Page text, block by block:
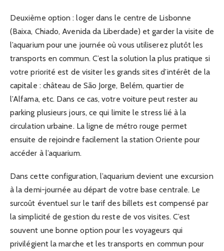
Deuxième option : loger dans le centre de Lisbonne
(Baixa, Chiado, Avenida da Liberdade) et garder la visite de
l’aquarium pour une journée où vous utiliserez plutôt les
transports en commun. C’est la solution la plus pratique si
votre priorité est de visiter les grands sites d’intérêt de la
capitale : château de São Jorge, Belém, quartier de
l’Alfama, etc. Dans ce cas, votre voiture peut rester au
parking plusieurs jours, ce qui limite le stress lié à la
circulation urbaine. La ligne de métro rouge permet
ensuite de rejoindre facilement la station Oriente pour
accéder à l’aquarium.
Dans cette configuration, l’aquarium devient une excursion
à la demi-journée au départ de votre base centrale. Le
surcoût éventuel sur le tarif des billets est compensé par
la simplicité de gestion du reste de vos visites. C’est
souvent une bonne option pour les voyageurs qui
privilégient la marche et les transports en commun pour